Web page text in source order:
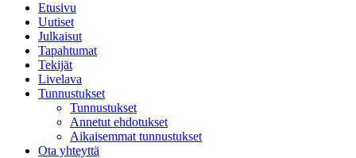
Etusivu
Uutiset
Julkaisut
Tapahtumat
Tekijät
Livelava
Tunnustukset
Tunnustukset
Annetut ehdotukset
Aikaisemmat tunnustukset
Ota yhteyttä